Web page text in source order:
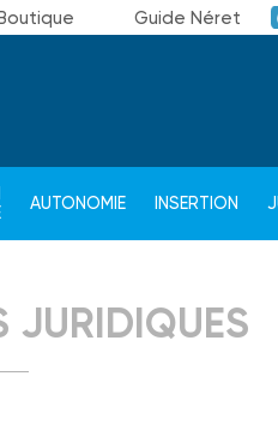
Guide Néret
AUTONOMIE INSERTION
JURIDIQUES